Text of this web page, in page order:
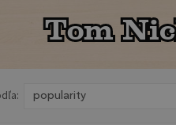
Tom
Tom